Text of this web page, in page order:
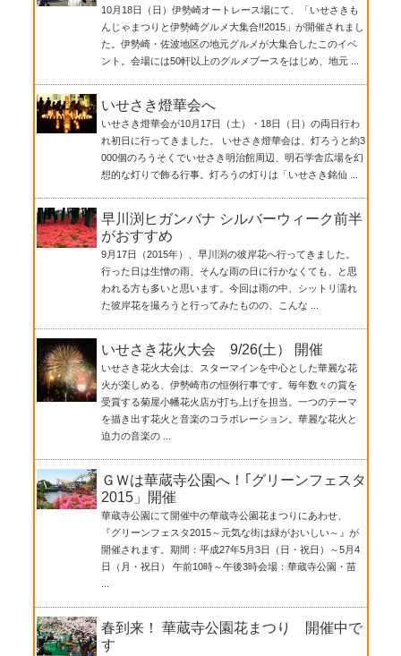
10月18日（日）伊勢崎オートレース場にて、「いせさきも
んじゃまつりと伊勢崎グルメ大集合!!2015」が開催されまし
た。伊勢崎・佐波地区の地元グルメが大集合したこのイベ
ント。会場には50軒以上のグルメブースをはじめ、地元 ...
いせさき燈華会へ
いせさき燈華会が10月17日（土）・18日（日）の両日行わ
れ初日に行ってきました。 いせさき燈華会は、灯ろうと約3
000個のろうそくでいせさき明治館周辺、明石学舎広場を幻
想的な灯りで飾る行事。灯ろうの灯りは「いせさき銘仙 ...
早川渕ヒガンバナ シルバーウィーク前半
がおすすめ
9月17日（2015年）、早川渕の彼岸花へ行ってきました。
行った日は生憎の雨、そんな雨の日に行かなくても、と思
われる方も多いと思います。今回は雨の中、シットリ濡れ
た彼岸花を撮ろうと行ってみたものの、こんな ...
いせさき花火大会 9/26(土） 開催
いせさき花火大会は、スターマインを中心とした華麗な花
火が楽しめる、伊勢崎市の恒例行事です。毎年数々の賞を
受賞する菊屋小幡花火店が打ち上げを担当。一つのテーマ
を描き出す花火と音楽のコラボレーション。華麗な花火と
迫力の音楽の ...
ＧＷは華蔵寺公園へ！｢グリーンフェスタ
2015」開催
華蔵寺公園にて開催中の華蔵寺公園花まつりにあわせ、
『グリーンフェスタ2015～元気な街は緑がおいしい～』が
開催されます。期間：平成27年5月3日（日・祝日）～5月4
日（月・祝日） 午前10時～午後3時会場：華蔵寺公園・苗
春到来！ 華蔵寺公園花まつり 開催中で
す